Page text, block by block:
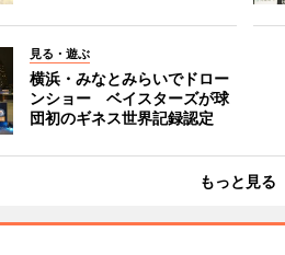
見る・遊ぶ
横浜・みなとみらいでドロー
ンショー ベイスターズが球
団初のギネス世界記録認定
もっと見る